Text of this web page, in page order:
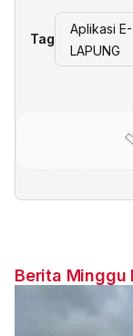
Tag
Aplikasi E-
LAPUNG
Berita Minggu